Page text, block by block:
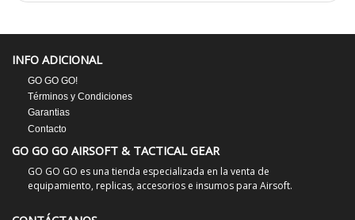
INFO ADICIONAL
GO GO GO!
Términos y Condiciones
Garantias
Contacto
GO GO GO AIRSOFT & TACTICAL GEAR
GO GO GO es una tienda especializada en la venta de
equipamiento, replicas, accesorios e insumos para Airsoft.